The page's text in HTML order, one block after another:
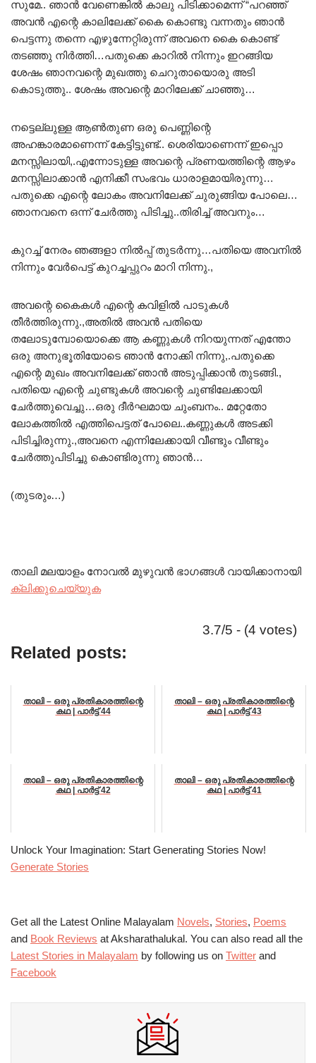
സുമേ.. ഞാൻ വേണെങ്കിൽ കാലു പിടിക്കാമെന്ന് “പറഞ്ഞ്
അവൻ എന്റെ കാലിലേക്ക് കൈ കൊണ്ടു വന്നതും ഞാൻ
പെട്ടന്നു തന്നെ എഴുന്നേറ്റിരുന്ന് അവനെ കൈ കൊണ്ട്
തടഞ്ഞു നിർത്തി…പതുക്കെ കാറിൽ നിന്നും ഇറങ്ങിയ
ശേഷം ഞാനവന്റെ മുഖത്തു ചെറുതായൊരു അടി
കൊടുത്തു.. ശേഷം അവന്റെ മാറിലേക്ക് ചാഞ്ഞു…
നട്ടെല്ലുള്ള ആൺതുണ ഒരു പെണ്ണിന്റെ
അഹങ്കാരമാണെന്ന് കേട്ടിട്ടുണ്ട്.. ശെരിയാണെന്ന് ഇപ്പൊ
മനസ്സിലായി,.എന്നോടുള്ള അവന്റെ പ്രണയത്തിന്റെ ആഴം
മനസ്സിലാക്കാൻ എനിക്കീ സംഭവം ധാരാളമായിരുന്നു…
പതുക്കെ എന്റെ ലോകം അവനിലേക്ക് ചുരുങ്ങിയ പോലെ…
ഞാനവനെ ഒന്ന് ചേർത്തു പിടിച്ചു..തിരിച്ച് അവനും…
കുറച്ച് നേരം ഞങ്ങളാ നിൽപ്പ് തുടർന്നു…പതിയെ അവനിൽ
നിന്നും വേർപെട്ട് കുറച്ചപ്പുറം മാറി നിന്നു.,
അവന്റെ കൈകൾ എന്റെ കവിളിൽ പാടുകൾ
തീർത്തിരുന്നു.,അതിൽ അവൻ പതിയെ
തലോടുമ്പോയൊക്കെ ആ കണ്ണുകൾ നിറയുന്നത് എന്തോ
ഒരു അനുഭൂതിയോടെ ഞാൻ നോക്കി നിന്നു,.പതുക്കെ
എന്റെ മുഖം അവനിലേക്ക് ഞാൻ അടുപ്പിക്കാൻ തുടങ്ങി.,
പതിയെ എന്റെ ചുണ്ടുകൾ അവന്റെ ചുണ്ടിലേക്കായി
ചേർത്തുവെച്ചു…ഒരു ദീർഘമായ ചുംബനം.. മറ്റേതോ
ലോകത്തിൽ എത്തിപെട്ടത് പോലെ..കണ്ണുകൾ അടക്കി
പിടിച്ചിരുന്നു.,അവനെ എന്നിലേക്കായി വീണ്ടും വീണ്ടും
ചേർത്തുപിടിച്ചു കൊണ്ടിരുന്നു ഞാൻ…
(തുടരും…)
താലി മലയാളം നോവൽ മുഴുവൻ ഭാഗങ്ങൾ വായിക്കാനായി
ക്ലിക്കുചെയ്യുക
3.7/5 - (4 votes)
Related posts:
താലി – ഒരു പ്രതികാരത്തിന്റെ
കഥ | പാർട്ട്‌ 44
താലി – ഒരു പ്രതികാരത്തിന്റെ
കഥ | പാർട്ട്‌ 43
താലി – ഒരു പ്രതികാരത്തിന്റെ
കഥ | പാർട്ട്‌ 42
താലി – ഒരു പ്രതികാരത്തിന്റെ
കഥ | പാർട്ട്‌ 41
Unlock Your Imagination: Start Generating Stories Now!
Generate Stories
Get all the Latest Online Malayalam Novels, Stories, Poems
and Book Reviews at Aksharathalukal. You can also read all the
Latest Stories in Malayalam by following us on Twitter and
Facebook